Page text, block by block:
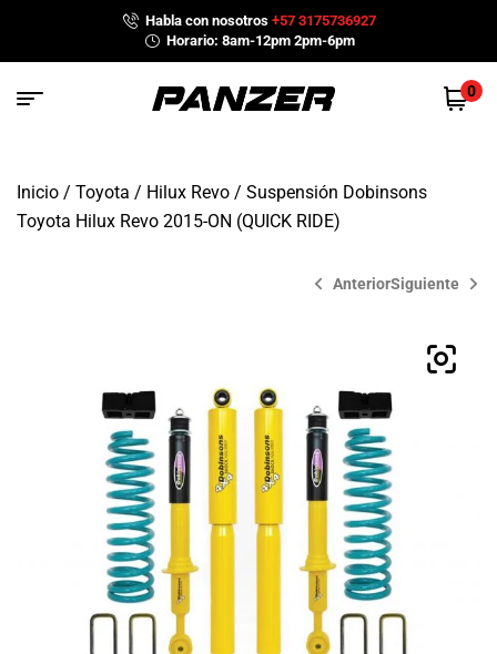
Habla con nosotros+57 3175736927
Horario: 8am-12pm 2pm-6pm
0
Inicio / Toyota / Hilux Revo / Suspensión Dobinsons
Toyota Hilux Revo 2015-ON (QUICK RIDE)
Anterior
5,852,000
Siguiente
6,495,000